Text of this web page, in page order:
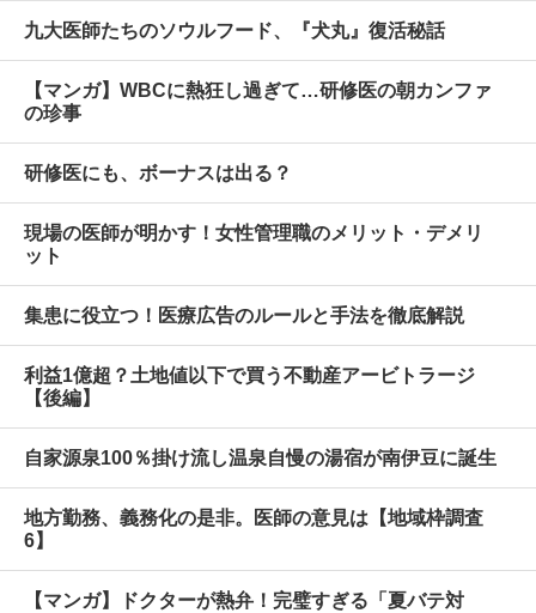
九大医師たちのソウルフード、『犬丸』復活秘話
【マンガ】WBCに熱狂し過ぎて…研修医の朝カンファ
の珍事
研修医にも、ボーナスは出る？
現場の医師が明かす！女性管理職のメリット・デメリ
ット
集患に役立つ！医療広告のルールと手法を徹底解説
利益1億超？土地値以下で買う不動産アービトラージ
【後編】
自家源泉100％掛け流し温泉自慢の湯宿が南伊豆に誕生
地方勤務、義務化の是非。医師の意見は【地域枠調査
6】
【マンガ】ドクターが熱弁！完璧すぎる「夏バテ対